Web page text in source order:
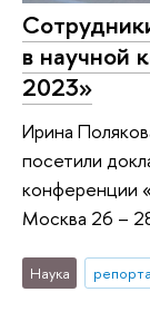
в научной
2023»
Ирина
посетили
конференции
Москва 26 –
Наука